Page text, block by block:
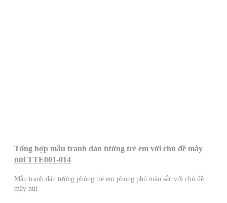
Tổng hợp mẫu tranh dán tường trẻ em với chủ đề mây
núi TTE001-014
Mẫu tranh dán tường phòng trẻ em phong phú màu sắc với chủ đề
mây núi